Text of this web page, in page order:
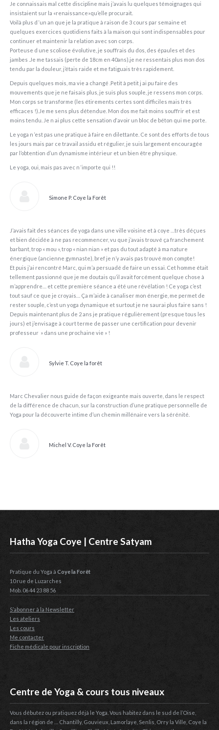
Je connaissais mal cette discipline mais j’avais lu quelques témoignages qui
insistaient sur la «renaissance»qu’elle procurait.
Voilà plus d ‘un an que je la pratique à raison de 3 cours par semaine et
quelques exercices quotidiens faits à la maison qui sont indispensables pour
continuer et maintenir la relation avec son corps.
Porteuse d une scoliose évolutive, je souffrais du dos, des épaules et des
jambes .Je me tassais (perte de 18cm en 40ans).je ne ressentais plus mon dos
tendu par la douleur, j’étais raide et me fatiguais très rapidement.
Depuis quelques mois, ma vie a changé .Petit à petit j ai pu faire des
mouvements que je ne faisais plus, je suis plus souple, je ressens mon corps.
Mon corps se transforme (les étirements certes sont difficiles mais très
efficaces !).Je me sens plus détendue. Mon dos me fait moins souffrir et est
moins tendu. Je n ai plus cette sensation d‘avoir un bloc de béton qui me porte.
Le yoga n ‘est pas une pratique à faire en dilettante. Ce sont des efforts de tous
les jours mais par ce travail assidu et régulier, je suis largement encouragée
par l’obtention d’un dynamisme intérieur et un bien être physique.
Le yoga, oui, mais pas avec n ‘importe qui !!
Simone P. Coye la Forêt
J’avais fait des séances de yoga dans une ville voisine et à coye …très déçues
et bien décidée à ne pas recommencer, vu que j’avais trouvé ça franchement
barbant, trop « mou », trop « nian nian » et pas du tout adapté à ma nature
énergique (ancienne gymnaste), bref je n’y avais pas trouvé mon compte!
Et puis j’ai rencontré Marc, qui m’a persuadé de faire un essai. Cet homme était
tellement passionné que je me doutais qu’il avait forcément quelque chose à
m’apprendre… et cette première séance a été une révélation ! Ce yoga c’est
tout sauf ce que je croyais… Ça m’aide à canaliser mon énergie, me permet de
rester souple, c’est un yoga dynamique et surtout je ne saurai plus faire sans !
Depuis maintenant plus de 2 ans je pratique régulièrement (presque tous les
jours) et j’envisage à court terme de passer une certification pour devenir
professeur » dans une prochaine vie » !
Sylvie T. Coye la forêt
Marc Chevalier nous guide de façon exigeante mais ouverte, dans le respect
de la différence de chacun, sur la construction d’une pratique personnelle de
Yoga pour la découverte intime d’un chemin millénaire vers la sérénité.
Michel V. Coye la Forêt
Hatha Yoga Coye | Centre Satyam
Pratique du Yoga à Coye la Forêt
10 rue de Luzarches
Mob. 06 44 23 88 56
S’abonner à la Newsletter
Les ateliers
Les cours
Me contacter
Fiche médicale pour inscription
Centre de Yoga & cours tous niveaux
Vous débutez ou pratiquez déjà le Yoga. Vous habitez dans le sud de l’Oise,
dans la région de … Chantilly, Gouvieux, Lamorlaye, Senlis, Orry la Ville, Coye la